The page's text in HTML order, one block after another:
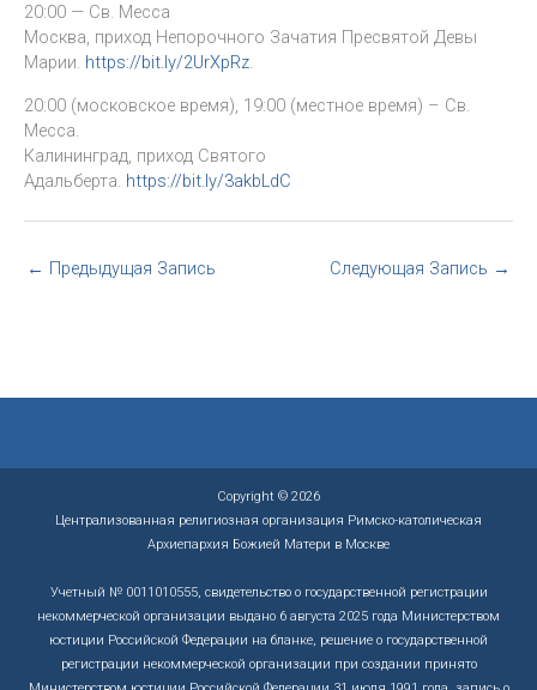
20:00 — Св. Месса
Москва, приход Непорочного Зачатия Пресвятой Девы
Марии. https://bit.ly/2UrXpRz.
20:00 (московское время), 19:00 (местное время) – Св.
Месса.
Калининград, приход Святого
Адальберта. https://bit.ly/3akbLdC
← Предыдущая Запись Следующая Запись →
Copyright © 2026
Централизованная религиозная организация Римско-католическая
Архиепархия Божией Матери в Москве
Учетный № 0011010555, свидетельство о государственной регистрации
некоммерческой организации выдано 6 августа 2025 года Министерством
юстиции Российской Федерации на бланке, решение о государственной
регистрации некоммерческой организации при создании принято